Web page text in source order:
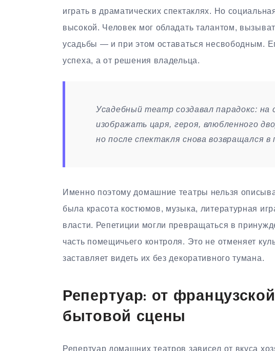
играть в драматических спектаклях. Но
высокой. Человек мог обладать талантом,
усадьбы — и при этом оставаться несвободным.
успеха, а от решения владельца.
Усадебный театр создавал парадокс: на
изображать царя, героя, влюбленного
но после спектакля снова возвращался в
Именно поэтому домашние театры нельзя
была красота костюмов, музыка, литературная
власти. Репетиции могли превращаться в
часть помещичьего контроля. Это не отменяет
заставляет видеть их без декоративного тумана.
Репертуар: от
бытовой сцены
Репертуар домашних театров зависел от вкуса